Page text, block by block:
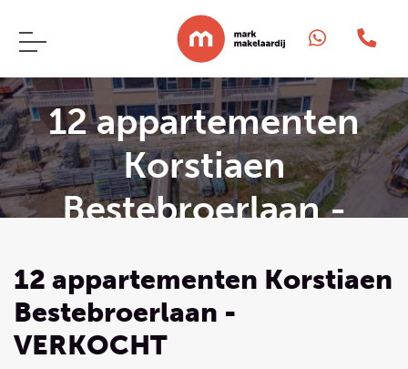
12 appartementen
Korstiaen
Bestebroerlaan -
12 appartementen Korstiaen
Bestebroerlaan -
VERKOCHT